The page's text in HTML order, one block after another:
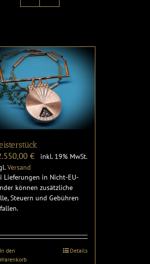
€
inkl. 19% MwSt.
Versand
Lieferungen in Nicht-EU-
können zusätzliche
Steuern und Gebühren
In den
Warenkorb
Details